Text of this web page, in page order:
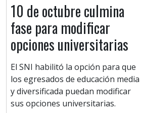
10 de octubre culmina
fase para modificar
opciones universitarias
El SNI habilitó la opción para que
los egresados de educación media
y diversificada puedan modificar
sus opciones universitarias.